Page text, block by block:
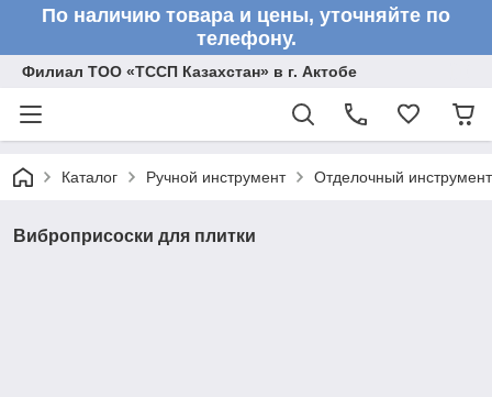
По наличию товара и цены, уточняйте по
телефону.
Филиал ТОО «ТССП Казахстан» в г. Актобе
Каталог Ручной инструмент Отделочный инструмент
Виброприсоски для плитки